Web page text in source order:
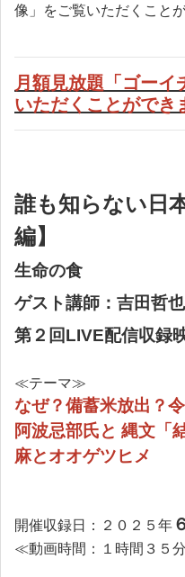
像」をご覧いただくことが
月額見放題「ゴーイ
いただくことができ
誰も知らない日
編】
生命の食
ゲスト講師：吉田哲
第２回LIVE配信収録
≪テーマ≫
なぜ？備蓄米放出？
阿波忌部氏と 縄文「
麻とオオゲツヒメ
開催収録日：２０２５年
≪動画時間：１時間３５